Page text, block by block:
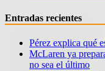
Entradas recientes
Pérez explica qué
McLaren ya
no sea el último